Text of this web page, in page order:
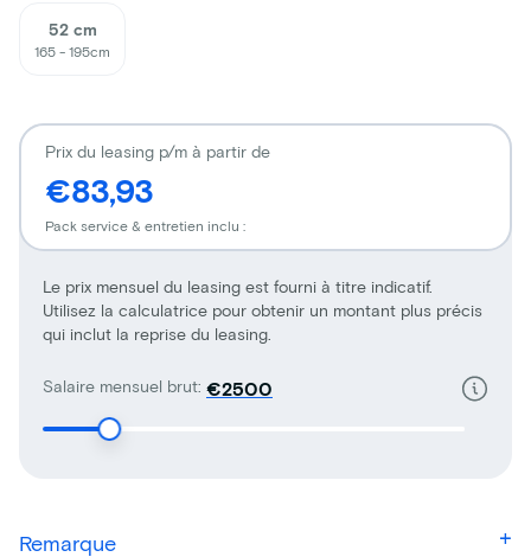
52 cm
165 - 195cm
Salaire mensuel brut: €
Le prix mensuel du leasing est fourni à titre indicatif.
Utilisez la calculatrice pour obtenir un montant plus précis
qui inclut la reprise du leasing.
Prix du leasing p/m à partir de
€83,93
Pack service & entretien inclu :
Remarque